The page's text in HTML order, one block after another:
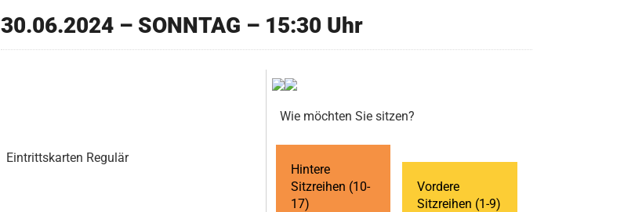
30.06.2024 – SONNTAG – 15:30 Uhr
Eintrittskarten Regulär
Wie möchten Sie sitzen?
Hintere
Sitzreihen (10-
17)
Vordere
Sitzreihen (1-9)